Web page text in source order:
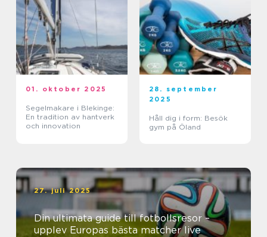
01. oktober 2025
Segelmakare i Blekinge:
En tradition av hantverk
och innovation
28. september
2025
Håll dig i form: Besök
gym på Öland
27. juli 2025
Din ultimata guide till fotbollsresor –
upplev Europas bästa matcher live